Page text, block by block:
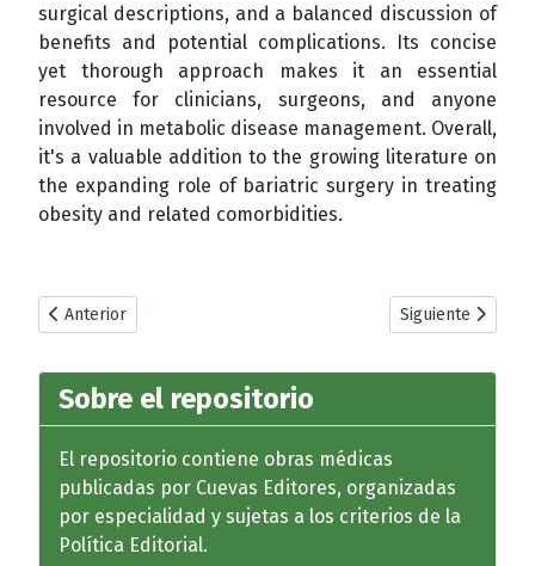
surgical descriptions, and a balanced discussion of
benefits and potential complications. Its concise
yet thorough approach makes it an essential
resource for clinicians, surgeons, and anyone
involved in metabolic disease management. Overall,
it's a valuable addition to the growing literature on
the expanding role of bariatric surgery in treating
obesity and related comorbidities.
Artículo anterior: Diverticulite Complicada: Ressecção
Anterior Artículo
Siguiente
Sobre el repositorio
El repositorio contiene obras médicas
publicadas por Cuevas Editores, organizadas
por especialidad y sujetas a los criterios de la
Política Editorial.